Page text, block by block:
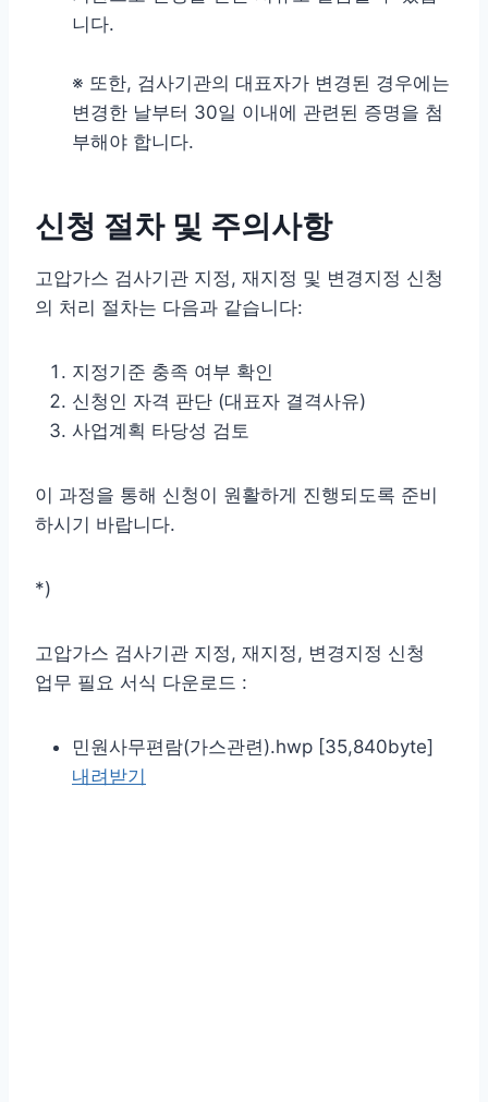
니다.
※ 또한, 검사기관의 대표자가 변경된 경우에는
변경한 날부터 30일 이내에 관련된 증명을 첨
부해야 합니다.
신청 절차 및 주의사항
고압가스 검사기관 지정, 재지정 및 변경지정 신청
의 처리 절차는 다음과 같습니다:
지정기준 충족 여부 확인
신청인 자격 판단 (대표자 결격사유)
사업계획 타당성 검토
이 과정을 통해 신청이 원활하게 진행되도록 준비
하시기 바랍니다.
*)
고압가스 검사기관 지정, 재지정, 변경지정 신청
업무 필요 서식 다운로드 :
민원사무편람(가스관련).hwp [35,840byte]
내려받기